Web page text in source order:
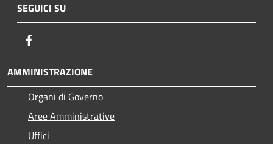
SEGUICI SU
AMMINISTRAZIONE
Organi di Governo
Aree Amministrative
Uffici